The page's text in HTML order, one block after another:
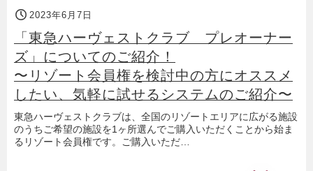
2023年6月7日
「東急ハーヴェストクラブ プレオーナー
ズ」についてのご紹介！
〜リゾート会員権を検討中の方にオススメ
したい、気軽に試せるシステムのご紹介〜
東急ハーヴェストクラブは、全国のリゾートエリアに広がる施設
のうちご希望の施設を1ヶ所選んでご購入いただくことから始ま
るリゾート会員権です。ご購入いただ…